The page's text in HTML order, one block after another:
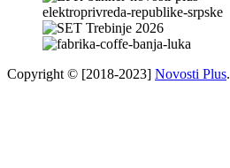
Copyright © [2018-2023] Novosti Plus.